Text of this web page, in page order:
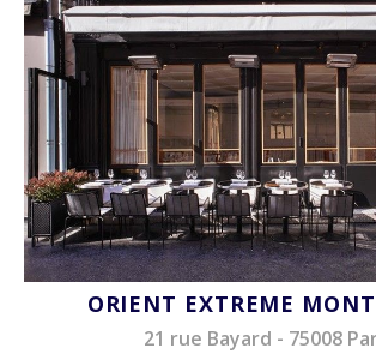
ORIENT EXTREME
21 rue Bayard - 75008